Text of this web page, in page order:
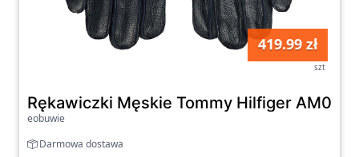
419.99 zł
szt
Rękawiczki Męskie Tommy Hilfiger
eobuwie
Darmowa dostawa